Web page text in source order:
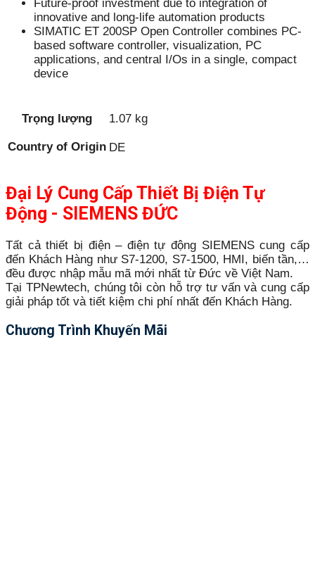
Future-proof investment due to integration of
innovative and long-life automation products
SIMATIC ET 200SP Open Controller combines PC-
based software controller, visualization, PC
applications, and central I/Os in a single, compact
device
Trọng lượng 1.07 kg
Country of Origin DE
Đại Lý Cung Cấp Thiết Bị Điện Tự
Động - SIEMENS ĐỨC
Tất cả thiết bị điện – điện tự động SIEMENS cung cấp
đến Khách Hàng như S7-1200, S7-1500, HMI, biến tần,…
đều được nhập mẫu mã mới nhất từ Đức về Việt Nam.
Tại TPNewtech, chúng tôi còn hỗ trợ tư vấn và cung cấp
giải pháp tốt và tiết kiệm chi phí nhất đến Khách Hàng.
Chương Trình Khuyến Mãi